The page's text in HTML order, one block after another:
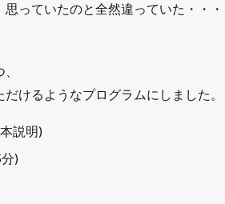
っていたのと全然違っていた・・・
けるようなプログラムにしました。
説明)
)